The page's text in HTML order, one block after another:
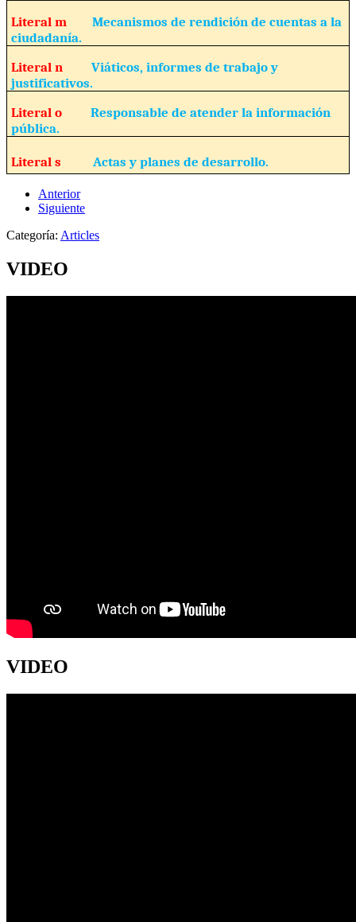
Literal m Mecanismos de rendición de cuentas a la
ciudadanía.
Literal n Viáticos, informes de trabajo y
justificativos.
Literal o Responsable de atender la información
pública.
Literal s Actas y planes de desarrollo.
Anterior
Siguiente
Categoría: Articles
VIDEO
VIDEO